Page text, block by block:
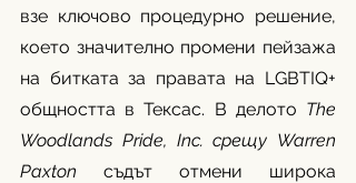
взе ключово процедурно решение,
което значително промени пейзажа
на битката за правата на LGBTIQ+
общността в Тексас. В делото The
Woodlands Pride, Inc. срещу Warren
Paxton съдът отмени широка